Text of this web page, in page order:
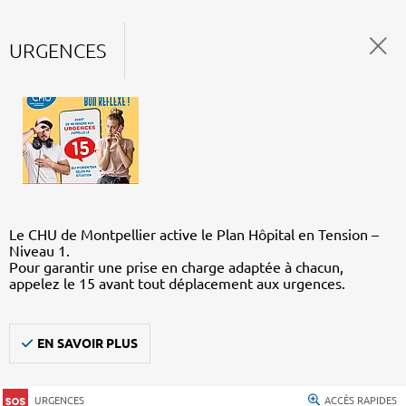
URGENCES
Le CHU de Montpellier active le Plan Hôpital en Tension –
Niveau 1.
Pour garantir une prise en charge adaptée à chacun,
appelez le 15 avant tout déplacement aux urgences.
EN SAVOIR PLUS
URGENCES ACCÈS RAPIDES